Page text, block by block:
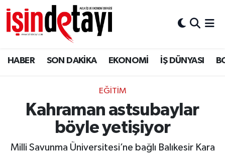
HABER SON DAKİKA EKONOMİ İŞ DÜNYASI
EĞITIM
Kahraman astsubaylar
böyle yetişiyor
Milli Savunma Üniversitesi’ne bağlı Balıkesir Kara
DÜNYA
Eğitim
ENERJİ HABERİ
GAYRİMENKUL
Nöbetçi Eczaneler
Hava Durumu
İstanbul Namaz Vakitleri
Trafik Durumu
Süper Lig Puan Durumu ve Fikstür